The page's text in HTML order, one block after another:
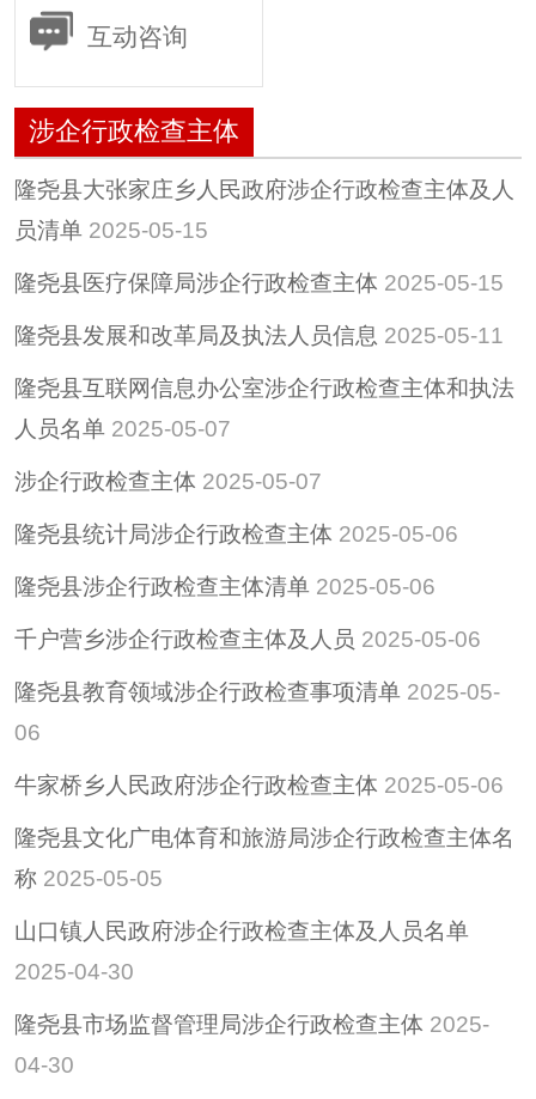
检查事项和
限
检查标准
检查文书
政府采购
重大建设项目
栏
重大决策
重大会议
政策专栏
社会救助
互动咨询
涉企行政检查主体
隆尧县大张家庄乡人民政府涉企行政检查主体及人
员清单 2025-05-15
隆尧县医疗保障局涉企行政检查主体 2025-05-15
隆尧县发展和改革局及执法人员信息 2025-05-11
隆尧县互联网信息办公室涉企行政检查主体和执法
人员名单 2025-05-07
涉企行政检查主体 2025-05-07
隆尧县统计局涉企行政检查主体 2025-05-06
隆尧县涉企行政检查主体清单 2025-05-06
千户营乡涉企行政检查主体及人员 2025-05-06
隆尧县教育领域涉企行政检查事项清单 2025-05-
06
牛家桥乡人民政府涉企行政检查主体 2025-05-06
隆尧县文化广电体育和旅游局涉企行政检查主体名
称 2025-05-05
山口镇人民政府涉企行政检查主体及人员名单
2025-04-30
隆尧县市场监督管理局涉企行政检查主体 2025-
04-30